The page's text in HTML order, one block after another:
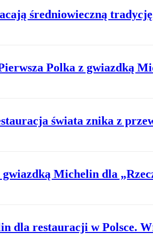
średniowieczną
Polka z gwiazdką
świata znika z
Michelin dla
dla restauracji w Polsce.